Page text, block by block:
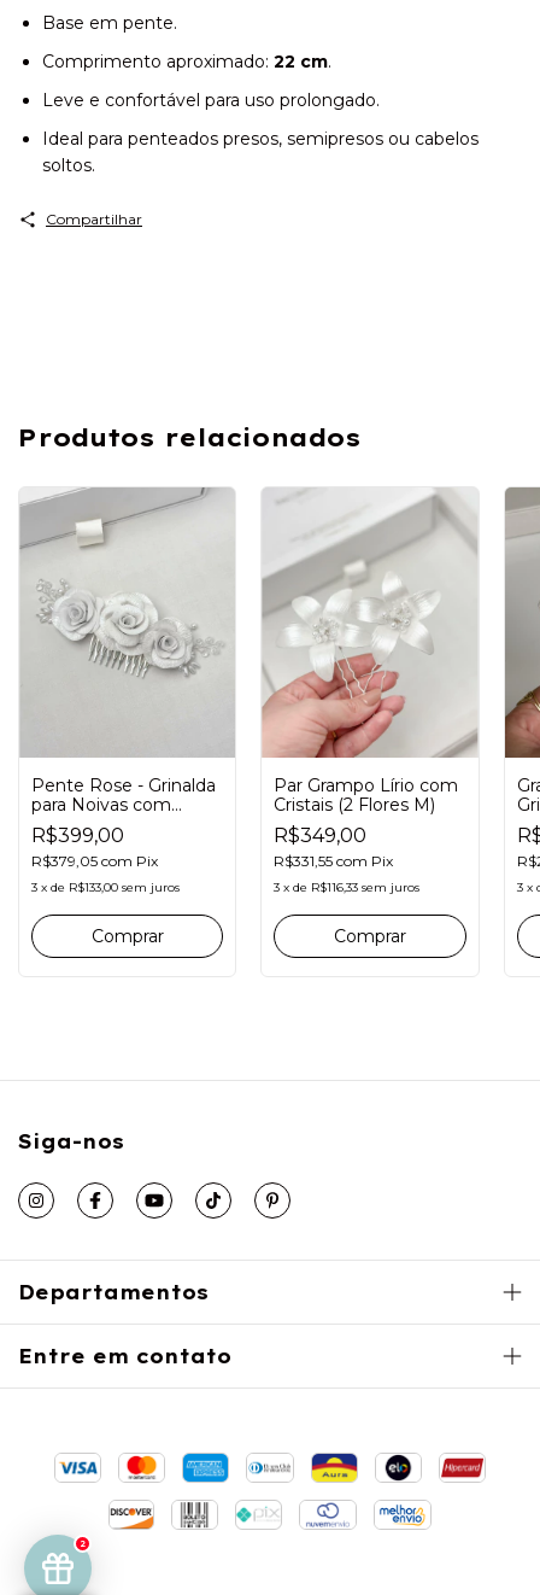
2
Base em pente.
Comprimento aproximado: 22 cm.
Leve e confortável para uso prolongado.
Ideal para penteados presos, semipresos ou cabelos
soltos.
Compartilhar
Produtos relacionados
Pente Rose - Grinalda
para Noivas com
Pérolas e Cristais
R$399,00
R$379,05 com Pix
3 x de R$133,00 sem juros
Par Grampo Lírio com
Cristais (2 Flores M)
R$349,00
R$331,55com Pix
3 xde R$116,33 sem juros 3 x
Siga-nos
Departamentos
Entre em contato